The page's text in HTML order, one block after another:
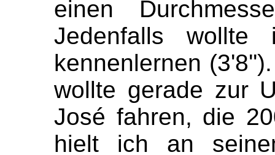
einen
Jedenfalls
kennenlernen
wollte gerade zur
José fahren, die
hielt ich an